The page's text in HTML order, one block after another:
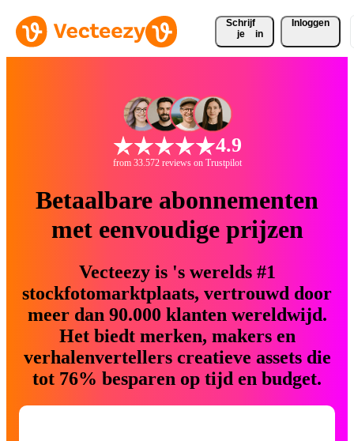
Schrijf
je
in
Inloggen
4.9
from 33.572 reviews on Trustpilot
Betaalbare abonnementen
met eenvoudige prijzen
Vecteezy is 's werelds #1
stockfotomarktplaats, vertrouwd door
meer dan 90.000 klanten wereldwijd.
Het biedt merken, makers en
verhalenvertellers creatieve assets die
tot 76% besparen op tijd en budget.